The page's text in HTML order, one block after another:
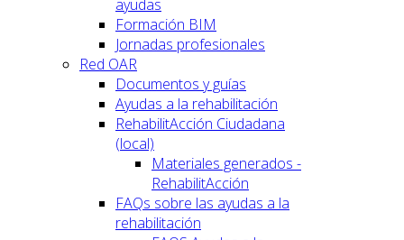
ayudas
Formación BIM
Jornadas profesionales
Red OAR
Documentos y guías
Ayudas a la rehabilitación
RehabilitAcción Ciudadana
(local)
Materiales generados -
RehabilitAcción
FAQs sobre las ayudas a la
rehabilitación